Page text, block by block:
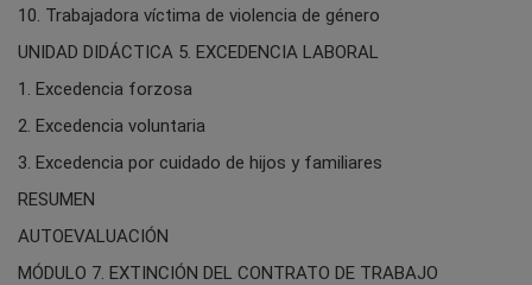
10. Trabajadora víctima de violencia de género
UNIDAD DIDÁCTICA 5. EXCEDENCIA LABORAL
1. Excedencia forzosa
2. Excedencia voluntaria
3. Excedencia por cuidado de hijos y familiares
RESUMEN
AUTOEVALUACIÓN
MÓDULO 7. EXTINCIÓN DEL CONTRATO DE TRABAJO